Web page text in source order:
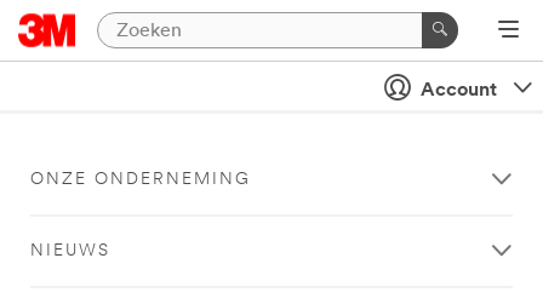
Account
ONZE ONDERNEMING
NIEUWS